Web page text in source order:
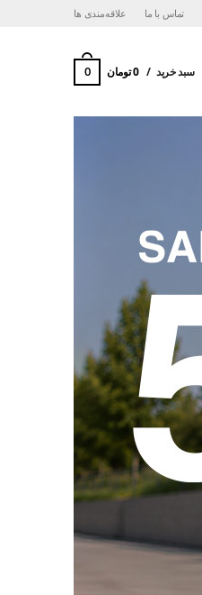
تماس با ما ‌علاقه‌مندی ها
سبد خرید 0 تومان 0